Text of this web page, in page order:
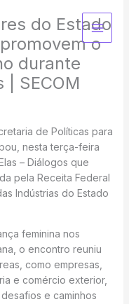
do Estado
o
durante
| SECOM
de Políticas para
nesta terça-feira
– Diálogos que
pela Receita Federal
Indústrias do Estado
feminina nos
o encontro reuniu
como empresas,
e comércio exterior,
e caminhos